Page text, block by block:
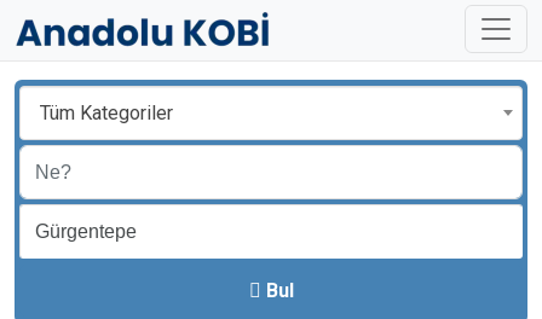
Tüm Kategoriler
Bul